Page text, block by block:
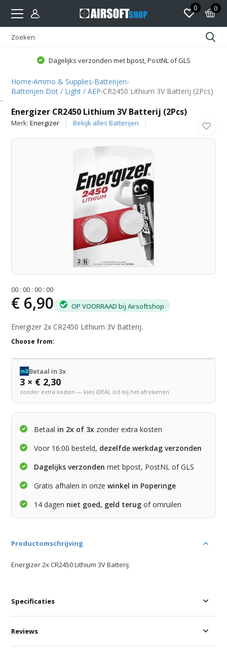
0 0
Dagelijks verzonden met bpost, PostNL of GLS
Home›Ammo & Supplies›Batterijen›
Batterijen Dot / Light / AEP›CR2450 Lithium 3V Batterij (2Pcs)
Energizer CR2450 Lithium 3V Batterij (2Pcs)
Merk:Energizer Bekijk alles Batterijen
00 :00 :00 :00
€ 6,90 OP VOORRAAD bij Airsoftshop
Energizer 2x CR2450 Lithium 3V Batterij.
Choose from:
Betaal in 3x
3 × € 2,30
zonder extra kosten — kies iDEAL in3 bij het afrekenen
Betaal in 2x of 3x zonder extra kosten
Voor 16:00 besteld, dezelfde werkdag verzonden
Dagelijks verzonden met bpost, PostNL of GLS
Gratis afhalen in onzewinkel in Poperinge
14 dagen niet goed, geld terug of omruilen
Productomschrijving
Energizer 2x CR2450 Lithium 3V Batterij.
Specificaties
Reviews